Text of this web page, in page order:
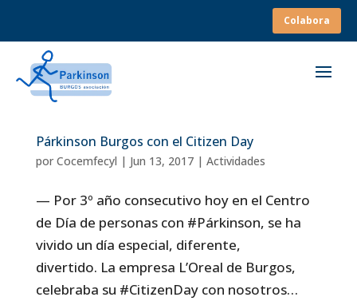
Colabora
Párkinson Burgos con el Citizen Day
por Cocemfecyl | Jun 13, 2017| Actividades
— Por 3º año consecutivo hoy en el Centro
de Día de personas con #Párkinson, se ha
vivido un día especial, diferente,
divertido. La empresa L’Oreal de Burgos,
celebraba su #CitizenDay con nosotros…